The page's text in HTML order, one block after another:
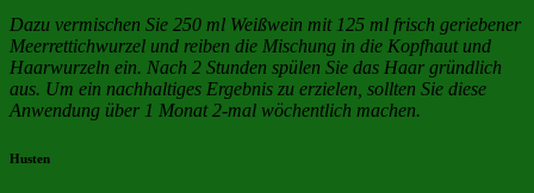
Dazu vermischen Sie 250 ml Weißwein mit 125 ml frisch geriebener
Meerrettichwurzel und reiben die Mischung in die Kopfhaut und
Haarwurzeln ein. Nach 2 Stunden spülen Sie das Haar gründlich
aus. Um ein nachhaltiges Ergebnis zu erzielen, sollten Sie diese
Anwendung über 1 Monat 2-mal wöchentlich machen.
Husten